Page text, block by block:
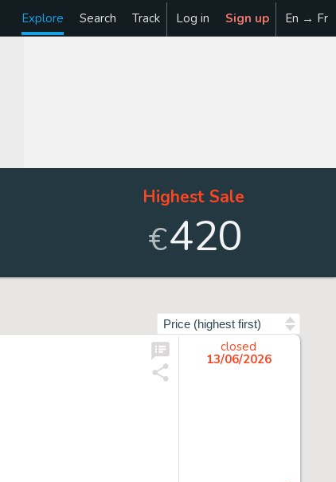
Explore Search Track Log in Sign up En → Fr
Highest Sale
€420
closed
13/06/2026